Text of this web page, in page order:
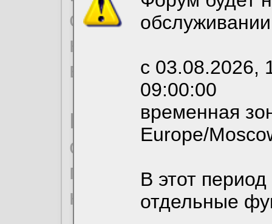
с 03.08.2026,
09:00:00
временная
Europe/
В этот
отдельные
согласие на
необходимых для
вы можете
По
ознакомиться с
пользовательским